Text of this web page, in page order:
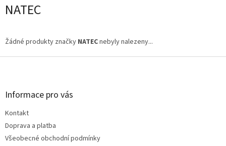
NATEC
Žádné produkty značky NATECnebyly nalezeny...
Z
Informace pro vás
Kontakt
Doprava a platba
Všeobecné obchodní podmínky